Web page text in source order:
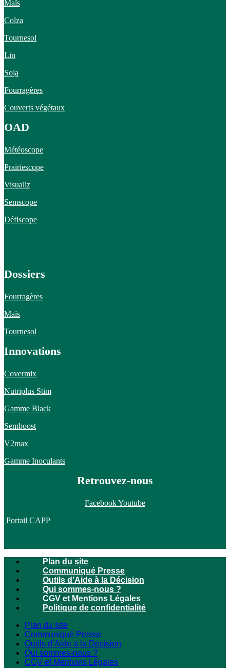
Maïs
Colza
Tournesol
Lin
Soja
Fourragères
Couverts végétaux
OAD
Météoscope
Prairiescope
Visualiz
Semscope
Défiscope
Dossiers
Fourragères
Maïs
Tournesol
Innovations
Covermix
Nutriplus Stim
Gamme Black
Semboost
V2max
Gamme Inoculants
Retrouvez-nous
FacebookYoutube
Portail CAPP
Plan du site
Communiqué Presse
Outils d’Aide à la Décision
Qui sommes-nous ?
CGV et Mentions Légales
Politique de confidentialité
Plan du site
Communiqué Presse
Outils d’Aide à la Décision
Qui sommes-nous ?
CGV et Mentions Légales